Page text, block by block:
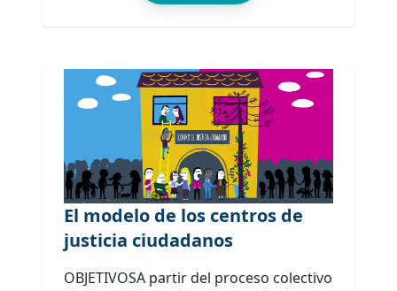
El modelo de los centros de
justicia ciudadanos
OBJETIVOSA partir del proceso colectivo